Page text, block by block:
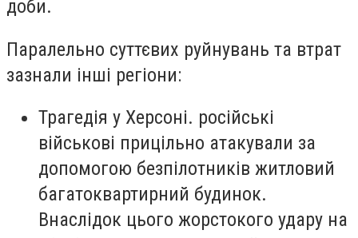
доби.
Паралельно суттєвих руйнувань та втрат
зазнали інші регіони:
Трагедія у Херсоні. російські
військові прицільно атакували за
допомогою безпілотників житловий
багатоквартирний будинок.
Внаслідок цього жорстокого удару на